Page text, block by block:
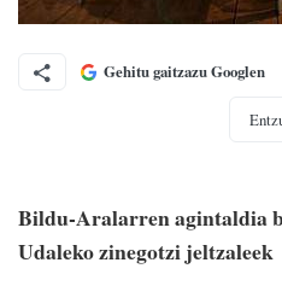
Gehitu gaitzazu Googlen
Bildu-Aralarren agintaldia
Udaleko zinegotzi jeltzaleek